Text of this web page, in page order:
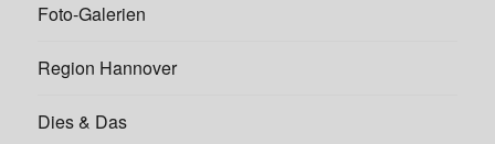
Foto-Galerien
Region Hannover
Dies & Das